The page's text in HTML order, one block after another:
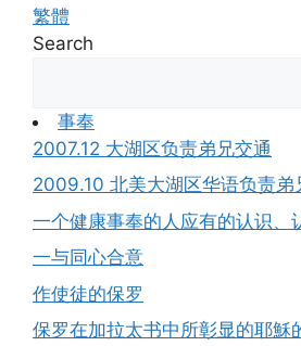
繁體
Search
事奉
2007.12 大湖区负责弟兄交通
2009.10 北美大湖区华语负责弟
一个健康事奉的人应有的认识、
一与同心合意
作使徒的保罗
保罗在加拉太书中所彰显的耶穌